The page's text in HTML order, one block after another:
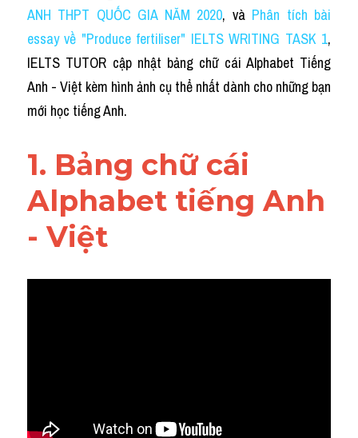
Idiom
Grammar
Collocation
Word form
Cách dùng từ
Phân biệt từ
Đề thi thật Task 2
ANH THPT QUỐC GIA NĂM 2020, và Phân tích bài
essay về "Produce fertiliser" IELTS WRITING TASK 1
IELTS TUTOR cập nhật bảng chữ cái Alphabet Tiếng
Anh - Việt kèm hình ảnh cụ thể nhất dành cho những bạn
mới học tiếng Anh.
1. Bảng chữ cái
Alphabet tiếng Anh
- Việt